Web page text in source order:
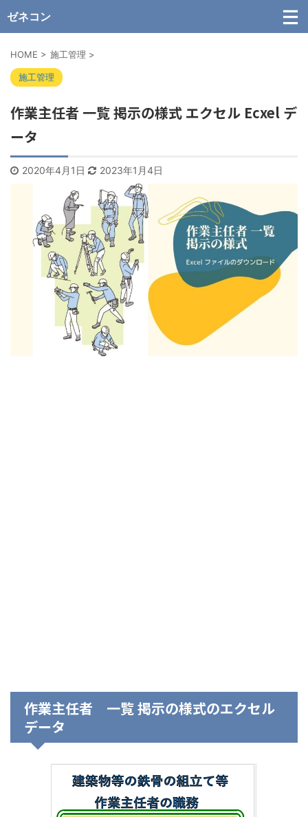
ゼネコン
HOME > 施工管理 >
施工管理
作業主任者 一覧 掲示の様式 エクセル Ecxel デ
ータ
2020年4月1日 2023年1月4日
作業主任者 一覧 掲示の様式のエクセル
データ